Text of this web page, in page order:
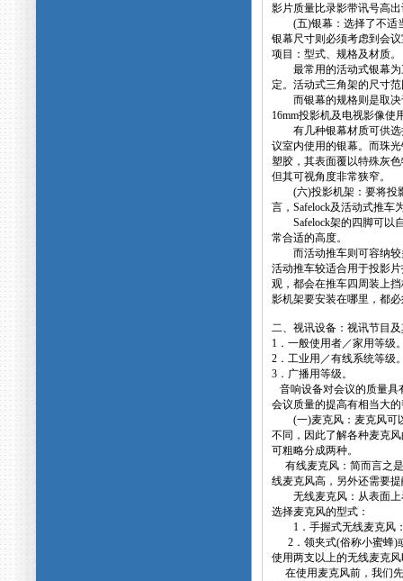
影片质量比录影带讯号高
(五)银幕：选择了不适当
银幕尺寸则必须考虑到会
项目：型式、规格及材质。
最常用的活动式银幕为
定。活动式三角架的尺寸
而银幕的规格则是取决
16mm投影机及电视影像
有几种银幕材质可供选
议室内使用的银幕。而珠
塑胶，其表面覆以特殊灰
但其可视角度非常狭窄。
(六)投影机架：要将投影
言，Safelock及活动式推车
Safelock架的四脚可以自
常合适的高度。
而活动推车则可容纳较
活动推车较适合用于投影
观，都会在推车四周装上
影机架要安装在哪里，都
二、视讯设备：视讯节目
1．一般使用者／家用等级
2．工业用／有线系统等级
3．广播用等级。
音响设备对会议的质量具
会议质量的提高有相当大
(一)麦克风：麦克风可以
不同，因此了解各种麦克
可粗略分成两种。
有线麦克风：简而言之是
线麦克风高，另外还需要
无线麦克风：从表面上
选择麦克风的型式：
1．手握式无线麦克风：
2．领夹式(俗称小蜜蜂)
使用两支以上的无线麦克
在使用麦克风前，我们先